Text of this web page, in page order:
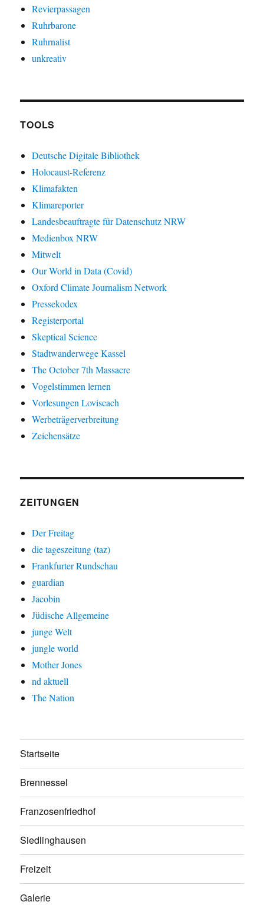
Revierpassagen
Ruhrbarone
Ruhrnalist
unkreativ
TOOLS
Deutsche Digitale Bibliothek
Holocaust-Referenz
Klimafakten
Klimareporter
Landesbeauftragte für Datenschutz NRW
Medienbox NRW
Mitwelt
Our World in Data (Covid)
Oxford Climate Journalism Network
Pressekodex
Registerportal
Skeptical Science
Stadtwanderwege Kassel
The October 7th Massacre
Vogelstimmen lernen
Vorlesungen Loviscach
Werbeträgerverbreitung
Zeichensätze
ZEITUNGEN
Der Freitag
die tageszeitung (taz)
Frankfurter Rundschau
guardian
Jacobin
Jüdische Allgemeine
junge Welt
jungle world
Mother Jones
nd aktuell
The Nation
Startseite
Brennessel
Franzosenfriedhof
Siedlinghausen
Freizeit
Galerie